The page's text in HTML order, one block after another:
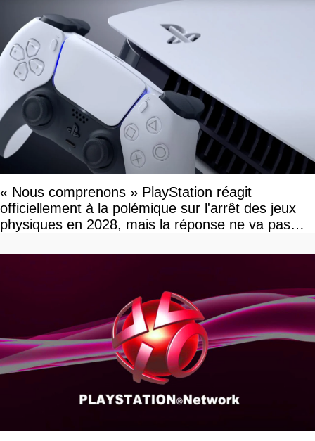
« Nous comprenons » PlayStation réagit
officiellement à la polémique sur l'arrêt des jeux
physiques en 2028, mais la réponse ne va pas